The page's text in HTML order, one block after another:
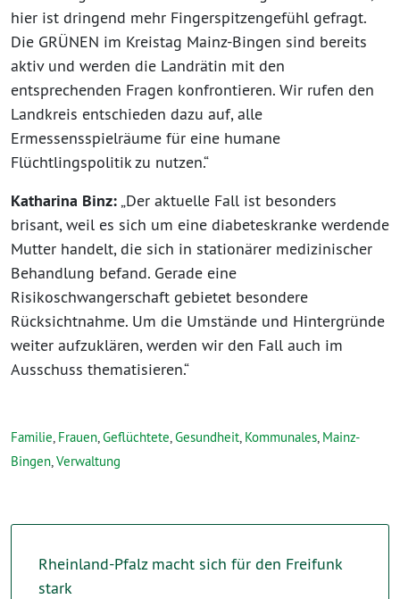
hier ist dringend mehr Fingerspitzengefühl gefragt.
Die GRÜNEN im Kreistag Mainz-Bingen sind bereits
aktiv und werden die Landrätin mit den
entsprechenden Fragen konfrontieren. Wir rufen den
Landkreis entschieden dazu auf, alle
Ermessensspielräume für eine humane
Flüchtlingspolitik zu nutzen.“
Katharina Binz:„Der aktuelle Fall ist besonders
brisant, weil es sich um eine diabeteskranke werdende
Mutter handelt, die sich in stationärer medizinischer
Behandlung befand. Gerade eine
Risikoschwangerschaft gebietet besondere
Rücksichtnahme. Um die Umstände und Hintergründe
weiter aufzuklären, werden wir den Fall auch im
Ausschuss thematisieren.“
Familie, Frauen,Geflüchtete,Gesundheit, Kommunales, Mainz-
Bingen,Verwaltung
Rheinland-Pfalz macht sich für den Freifunk
stark